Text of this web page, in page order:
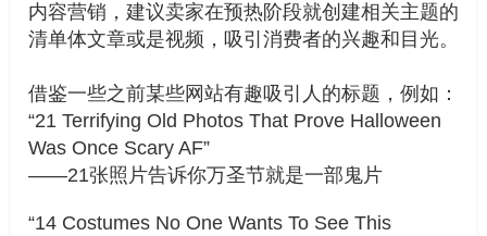
内容营销，建议卖家在预热阶段就创建相关主题的
清单体文章或是视频，吸引消费者的兴趣和目光。
借鉴一些之前某些网站有趣吸引人的标题，例如：
“21 Terrifying Old Photos That Prove Halloween
Was Once Scary AF”
——21张照片告诉你万圣节就是一部鬼片
“14 Costumes No One Wants To See This